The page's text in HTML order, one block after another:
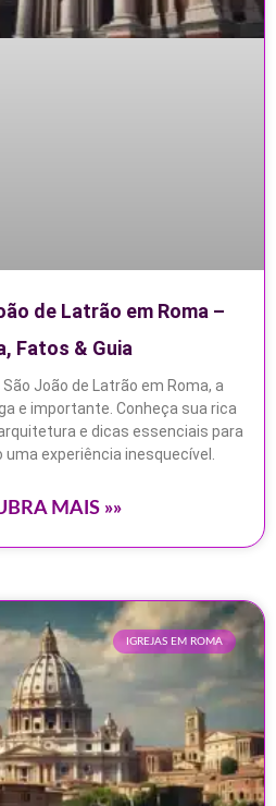
de Latrão em Roma –
Fatos & Guia
João de Latrão em Roma, a
e importante. Conheça sua rica
e dicas essenciais para
experiência inesquecível.
MAIS »»
IGREJAS EM ROMA